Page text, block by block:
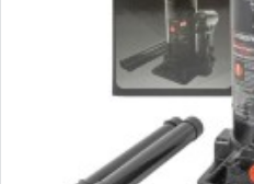
Hidrauliskais pudeļu domkrats ar